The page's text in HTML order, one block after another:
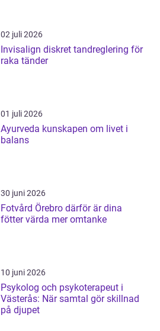
02 juli 2026
Invisalign diskret tandreglering för
raka tänder
01 juli 2026
Ayurveda kunskapen om livet i
balans
30 juni 2026
Fotvård Örebro därför är dina
fötter värda mer omtanke
10 juni 2026
Psykolog och psykoterapeut i
Västerås: När samtal gör skillnad
på djupet